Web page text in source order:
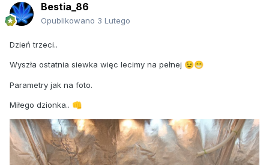
Bestia_86
Opublikowano 3 Lutego
Dzień trzeci..
Wyszła ostatnia siewka więc lecimy na pełnej 😉😁
Parametry jak na foto.
Miłego dzionka.. 👊